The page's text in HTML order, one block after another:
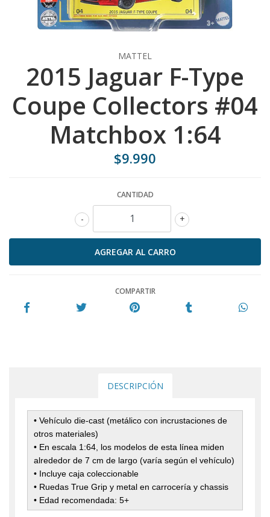
MATTEL
2015 Jaguar F-Type
Coupe Collectors #04
Matchbox 1:64
$9.990
CANTIDAD
+
-
COMPARTIR
DESCRIPCIÓN
• Vehículo die-cast (metálico con incrustaciones de
otros materiales)
• En escala 1:64, los modelos de esta línea miden
alrededor de 7 cm de largo (varía según el vehículo)
• Incluye caja coleccionable
• Ruedas True Grip y metal en carrocería y chassis
• Edad recomendada: 5+